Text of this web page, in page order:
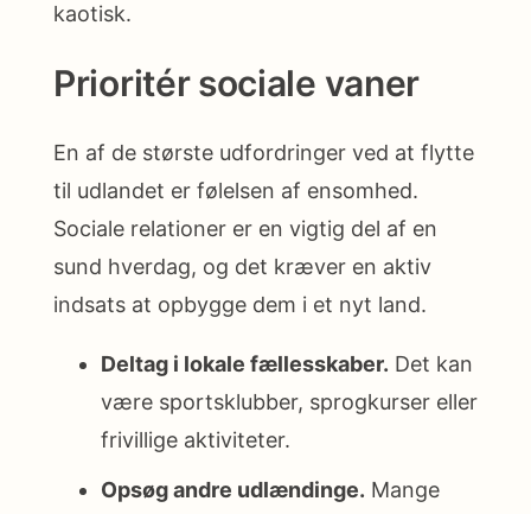
kaotisk.
Prioritér sociale vaner
En af de største udfordringer ved at flytte
til udlandet er følelsen af ensomhed.
Sociale relationer er en vigtig del af en
sund hverdag, og det kræver en aktiv
indsats at opbygge dem i et nyt land.
Deltag i lokale fællesskaber. Det kan
være sportsklubber, sprogkurser eller
frivillige aktiviteter.
Opsøg andre udlændinge. Mange